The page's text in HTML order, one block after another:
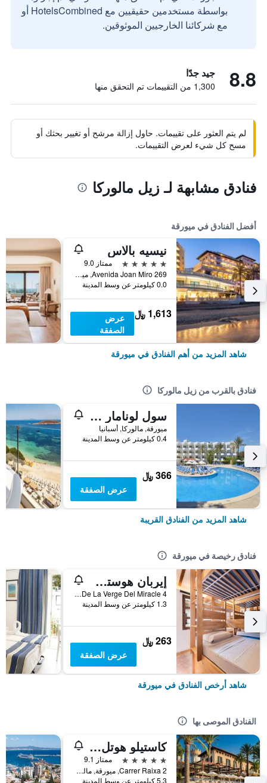
بواسطة مستخدمين حقيقيين مع HotelsCombined أو
مع شركائنا الخارجيين الموثوقين.
8.8 جيد جدًا
1,300 من التقييمات تم التحقق منها
لم يتم العثور على تقييمات. حاول إزالة مرشح أو تغيير بحثك أو
مسح كل شيء لعرض التقييمات.
فنادق مشابهة لـ زيل مالوركا
أفضل الفنادق في ميورقة
نيسيه بالاس
5 نجوم
ممتاز 9.0
Avenida Joan Miro 269, ميورقة, مالوركا, أسبانيا
0.0 كيلومتر عن وسط المدينة
1,613 ﷼
عرض
الصفقة
شاهد المزيد من أهم الفنادق في ميورقة
فنادق بالقرب من زيل مالوركا
سول لونامار بالمانوفا أبارتامينتوس - لدالغيس فقط
ميورقة, مالوركا, أسبانيا
0.4 كيلومتر عن وسط المدينة
366 ﷼
عرض الصفقة
شاهد المزيد من الفنادق القريبة
فنادق رخيصة في ميورقة
إيربان هوستل بالما ألبيرجيو جوفينيل
Placa De La Verge Del Miracle 4, ميورقة, مالوركا, أسبانيا
1.3 كيلومتر عن وسط المدينة
263 ﷼
عرض الصفقة
شاهد أرخص الفنادق في ميورقة
الفنادق الموصى بها
كاستيلو هوتل سون فيدا، إيه لاكشري كوليكشن هوتل، مالوركا
5 نجوم
ممتاز 9.1
Carrer Raixa 2, ميورقة, مالوركا, أسبانيا
5.3 كيلومتر عن وسط المدينة